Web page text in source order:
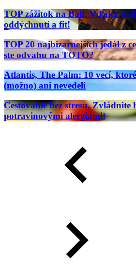
TOP zážitok na Bali: Vďaka
oddýchnutí a fit!
TOP 20 najbizarnejších jedál z
ste odvahu na TOTO?
Atlantis, The Palm: 10 vecí,
(možno) ani nevedeli
Cestovanie bez stresu. Zvládnite
potravinovými alergiami!